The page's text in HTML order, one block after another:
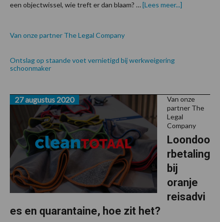
een objectwissel, wie treft er dan blaam? …[Lees meer...]
Van onze partner The Legal Company
Ontslag op staande voet vernietigd bij werkweigering
schoonmaker
Van onze
partner The
Legal
Company
Loondoo
rbetaling
bij
oranje
reisadvi
es en quarantaine, hoe zit het?
27 augustus 2020